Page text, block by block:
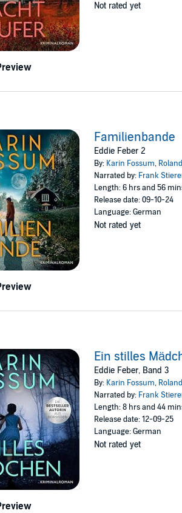
Not rated yet
Familienbande
Eddie Feber 2
By: Karin Fossum,
Narrated by: Frank
Length: 6 hrs and 56
Release date: 09-10-24
Language: German
Not rated yet
Ein stilles
Eddie Feber, Band 3
By: Karin Fossum,
Narrated by: Frank
Length: 8 hrs and 44
Release date: 12-09-25
Language: German
Not rated yet